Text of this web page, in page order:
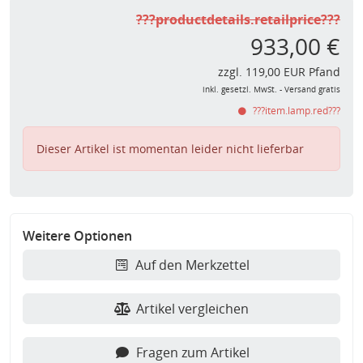
???productdetails.retailprice???
933,00 €
zzgl. 119,00 EUR Pfand
inkl. gesetzl. MwSt. - Versand gratis
???item.lamp.red???
Dieser Artikel ist momentan leider nicht lieferbar
Weitere Optionen
Auf den Merkzettel
Artikel vergleichen
Fragen zum Artikel